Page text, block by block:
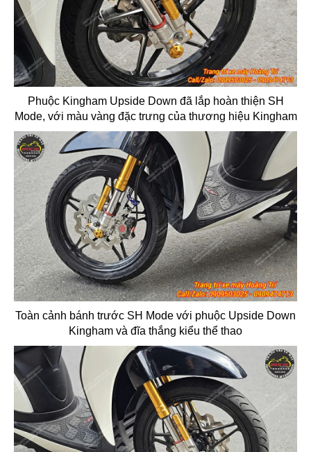
Phuộc Kingham Upside Down đã lắp hoàn thiện SH
Mode, với màu vàng đặc trưng của thương hiệu Kingham
Toàn cảnh bánh trước SH Mode với phuộc Upside Down
Kingham và đĩa thắng kiểu thể thao